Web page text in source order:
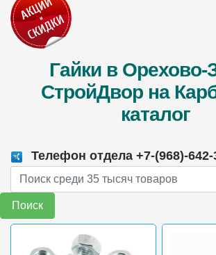
Гайки в Орехово-
СтройДвор на
каталог
Телефон отдела +7-(968)-642-
Поиск